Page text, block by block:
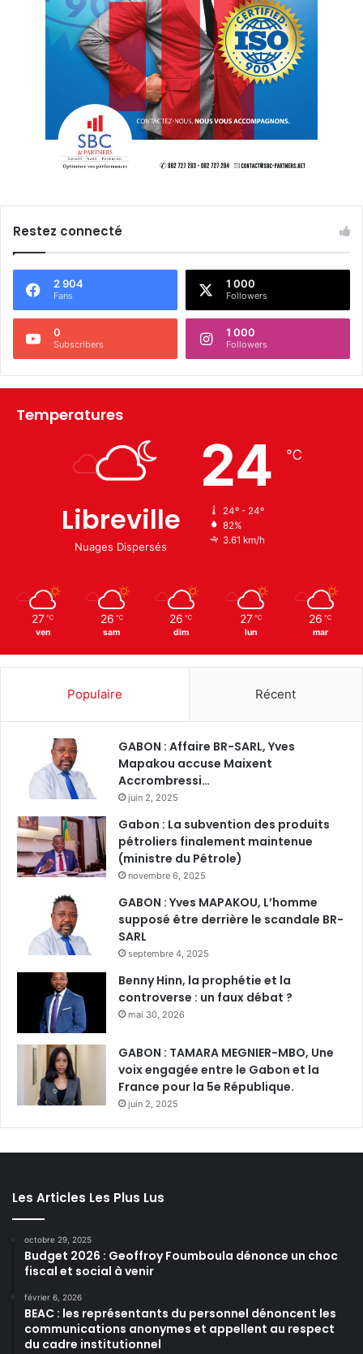
Restez connecté
2 904
Fans
1 000
Followers
0
Subscribers
1 000
Followers
Temperatures
Libreville
Nuages Dispersés
24 ℃
24º - 24º
82%
3.61 km/h
27 ℃
ven
26 ℃
sam
26 ℃
dim
27 ℃
lun
26 ℃
mar
Populaire Récent
GABON : Affaire BR-SARL, Yves
Mapakou accuse Maixent
Accrombressi…
juin 2, 2025
Gabon : La subvention des produits
pétroliers finalement maintenue
(ministre du Pétrole)
novembre 6, 2025
GABON : Yves MAPAKOU, L’homme
supposé être derrière le scandale BR-
SARL
septembre 4, 2025
Benny Hinn, la prophétie et la
controverse : un faux débat ?
mai 30, 2026
GABON : TAMARA MEGNIER-MBO, Une
voix engagée entre le Gabon et la
France pour la 5e République.
juin 2, 2025
Les Articles Les Plus Lus
octobre 29, 2025
Budget 2026 : Geoffroy Foumboula dénonce un choc
fiscal et social à venir
février 6, 2026
BEAC : les représentants du personnel dénoncent les
communications anonymes et appellent au respect
du cadre institutionnel